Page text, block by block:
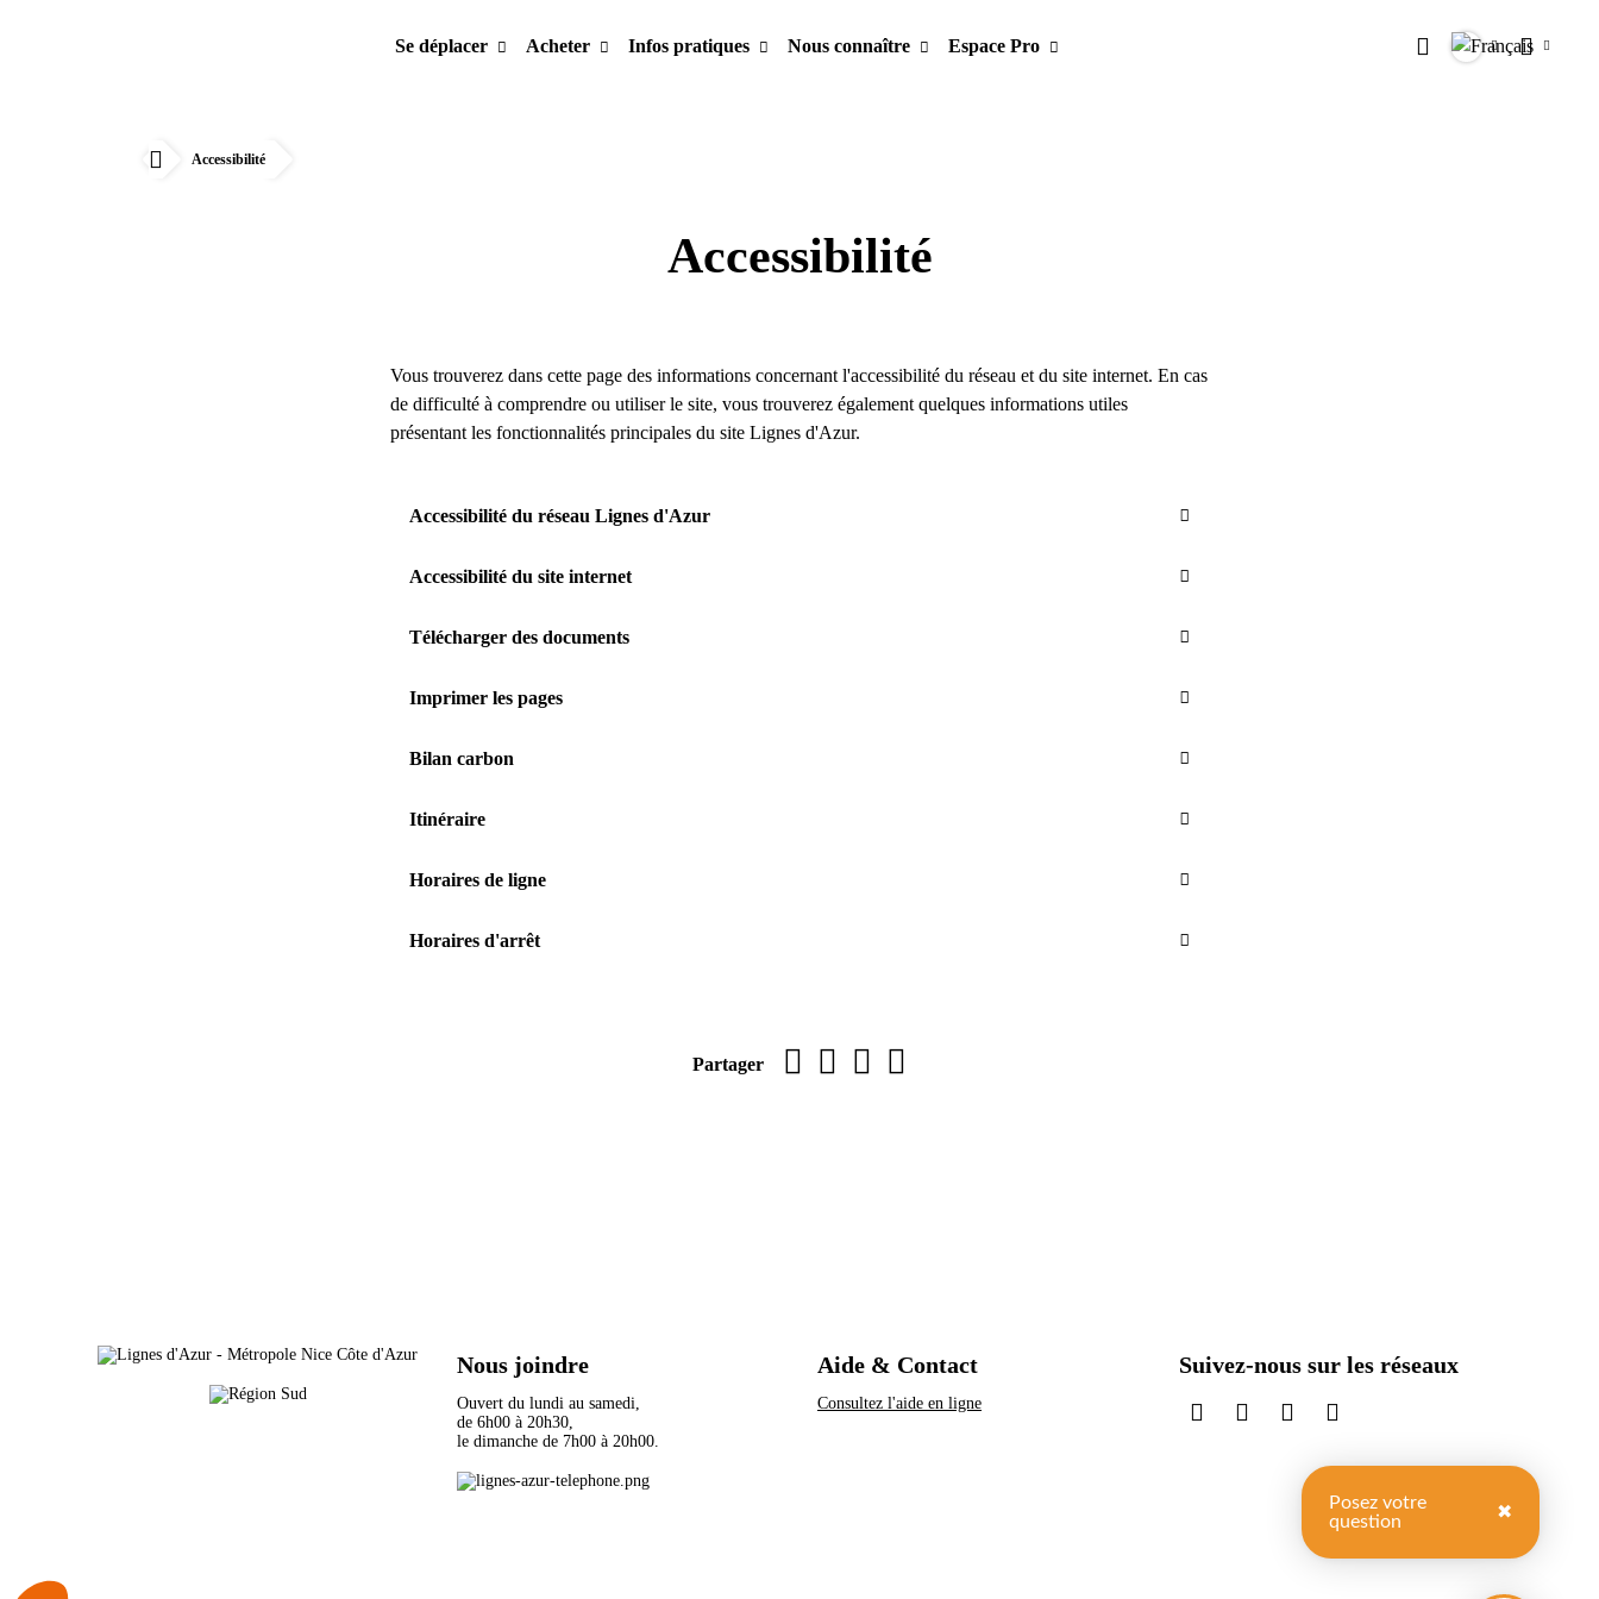
Se déplacer Acheter Infos pratiques Nous connaître Espace Pro
RechercherLangues
Accessibilité
Accessibilité
Vous trouverez dans cette page des informations concernant l'accessibilité du réseau et du site internet. En cas
de difficulté à comprendre ou utiliser le site, vous trouverez également quelques informations utiles
présentant les fonctionnalités principales du site Lignes d'Azur.
Accessibilité du réseau Lignes d'Azur
Accessibilité du site internet
Télécharger des documents
Imprimer les pages
Bilan carbon
Itinéraire
Horaires de ligne
Horaires d'arrêt
Partager Imprimer la page
sur Facebook
par WhatsApp
Nous joindre
Ouvert du lundi au samedi,
de 6h00 à 20h30,
le dimanche de 7h00 à 20h00.
Aide & Contact
Consultez l'aide en ligne
Suivez-nous sur les réseaux
sur LinkedInsur Instagram
sur TikTok
sur X
Posez votre
question
✖